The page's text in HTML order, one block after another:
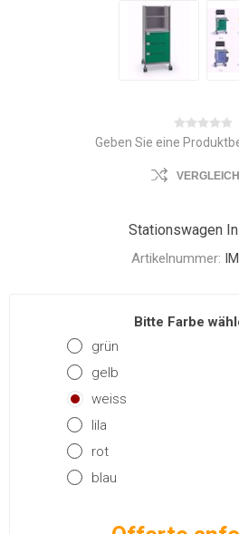
Geben Sie eine
Stationswagen
Artikelnummer:
Bitte Farbe
grün
gelb
weiss
lila
rot
blau